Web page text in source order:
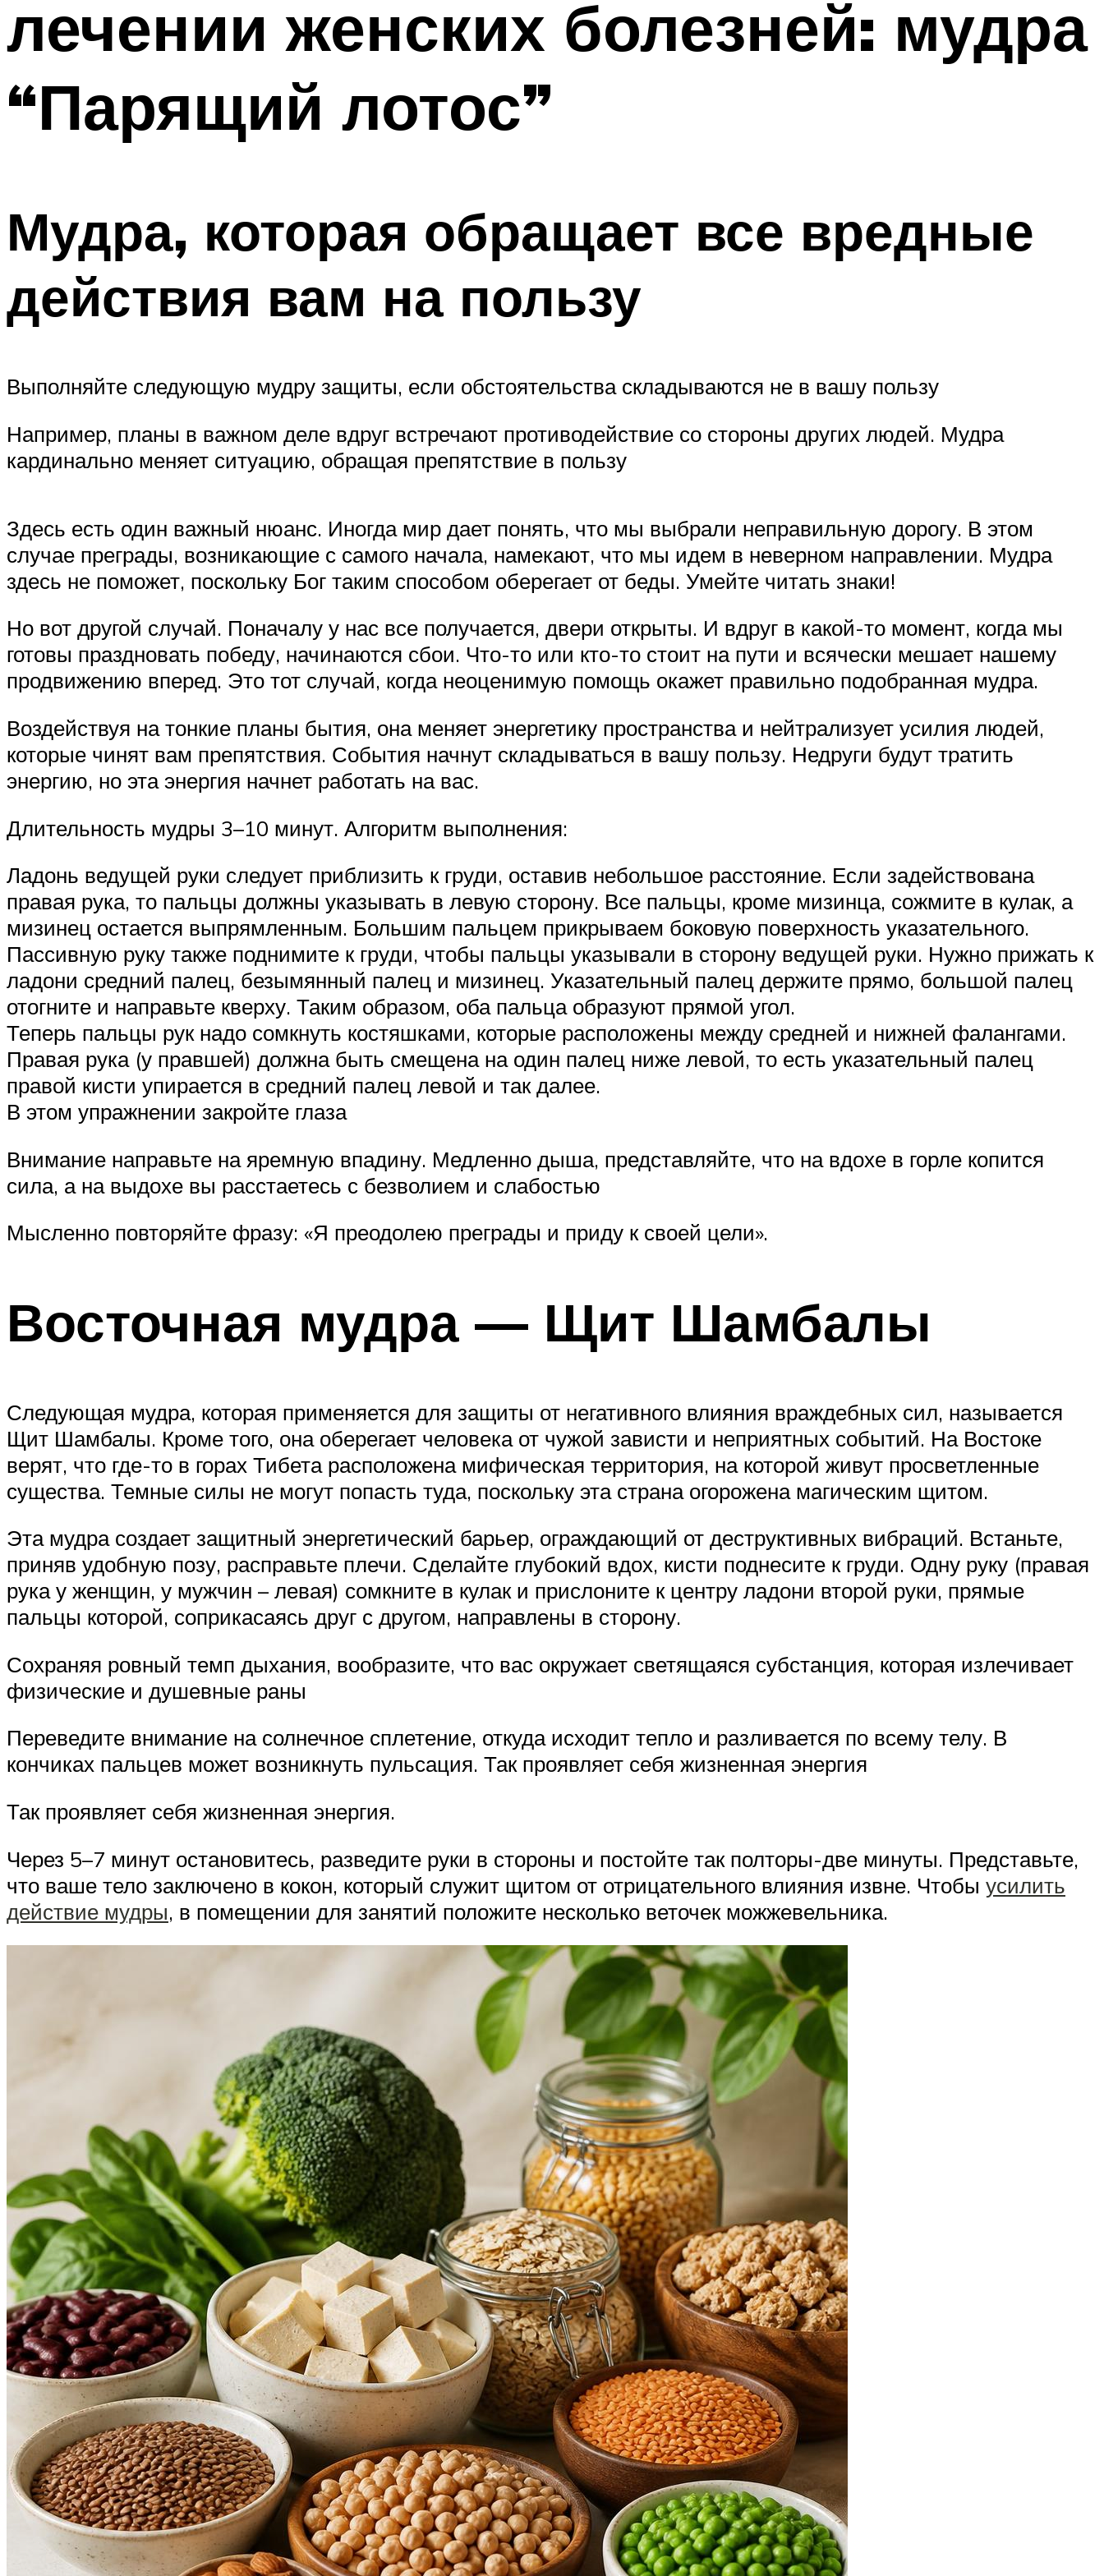
лечении женских болезней: мудра
“Парящий лотос”
Мудра, которая обращает все вредные
действия вам на пользу
Выполняйте следующую мудру защиты, если обстоятельства складываются не в вашу пользу
Например, планы в важном деле вдруг встречают противодействие со стороны других людей. Мудра
кардинально меняет ситуацию, обращая препятствие в пользу
Здесь есть один важный нюанс. Иногда мир дает понять, что мы выбрали неправильную дорогу. В этом
случае преграды, возникающие с самого начала, намекают, что мы идем в неверном направлении. Мудра
здесь не поможет, поскольку Бог таким способом оберегает от беды. Умейте читать знаки!
Но вот другой случай. Поначалу у нас все получается, двери открыты. И вдруг в какой-то момент, когда мы
готовы праздновать победу, начинаются сбои. Что-то или кто-то стоит на пути и всячески мешает нашему
продвижению вперед. Это тот случай, когда неоценимую помощь окажет правильно подобранная мудра.
Воздействуя на тонкие планы бытия, она меняет энергетику пространства и нейтрализует усилия людей,
которые чинят вам препятствия. События начнут складываться в вашу пользу. Недруги будут тратить
энергию, но эта энергия начнет работать на вас.
Длительность мудры 3–10 минут. Алгоритм выполнения:
Ладонь ведущей руки следует приблизить к груди, оставив небольшое расстояние. Если задействована
правая рука, то пальцы должны указывать в левую сторону. Все пальцы, кроме мизинца, сожмите в кулак, а
мизинец остается выпрямленным. Большим пальцем прикрываем боковую поверхность указательного.
Пассивную руку также поднимите к груди, чтобы пальцы указывали в сторону ведущей руки. Нужно прижать к
ладони средний палец, безымянный палец и мизинец. Указательный палец держите прямо, большой палец
отогните и направьте кверху. Таким образом, оба пальца образуют прямой угол.
Теперь пальцы рук надо сомкнуть костяшками, которые расположены между средней и нижней фалангами.
Правая рука (у правшей) должна быть смещена на один палец ниже левой, то есть указательный палец
правой кисти упирается в средний палец левой и так далее.
В этом упражнении закройте глаза
Внимание направьте на яремную впадину. Медленно дыша, представляйте, что на вдохе в горле копится
сила, а на выдохе вы расстаетесь с безволием и слабостью
Мысленно повторяйте фразу: «Я преодолею преграды и приду к своей цели».
Восточная мудра — Щит Шамбалы
Следующая мудра, которая применяется для защиты от негативного влияния враждебных сил, называется
Щит Шамбалы. Кроме того, она оберегает человека от чужой зависти и неприятных событий. На Востоке
верят, что где-то в горах Тибета расположена мифическая территория, на которой живут просветленные
существа. Темные силы не могут попасть туда, поскольку эта страна огорожена магическим щитом.
Эта мудра создает защитный энергетический барьер, ограждающий от деструктивных вибраций. Встаньте,
приняв удобную позу, расправьте плечи. Сделайте глубокий вдох, кисти поднесите к груди. Одну руку (правая
рука у женщин, у мужчин – левая) сомкните в кулак и прислоните к центру ладони второй руки, прямые
пальцы которой, соприкасаясь друг с другом, направлены в сторону.
Сохраняя ровный темп дыхания, вообразите, что вас окружает светящаяся субстанция, которая излечивает
физические и душевные раны
Переведите внимание на солнечное сплетение, откуда исходит тепло и разливается по всему телу. В
кончиках пальцев может возникнуть пульсация. Так проявляет себя жизненная энергия
Так проявляет себя жизненная энергия.
Через 5–7 минут остановитесь, разведите руки в стороны и постойте так полторы-две минуты. Представьте,
что ваше тело заключено в кокон, который служит щитом от отрицательного влияния извне. Чтобы усилить
действие мудры, в помещении для занятий положите несколько веточек можжевельника.